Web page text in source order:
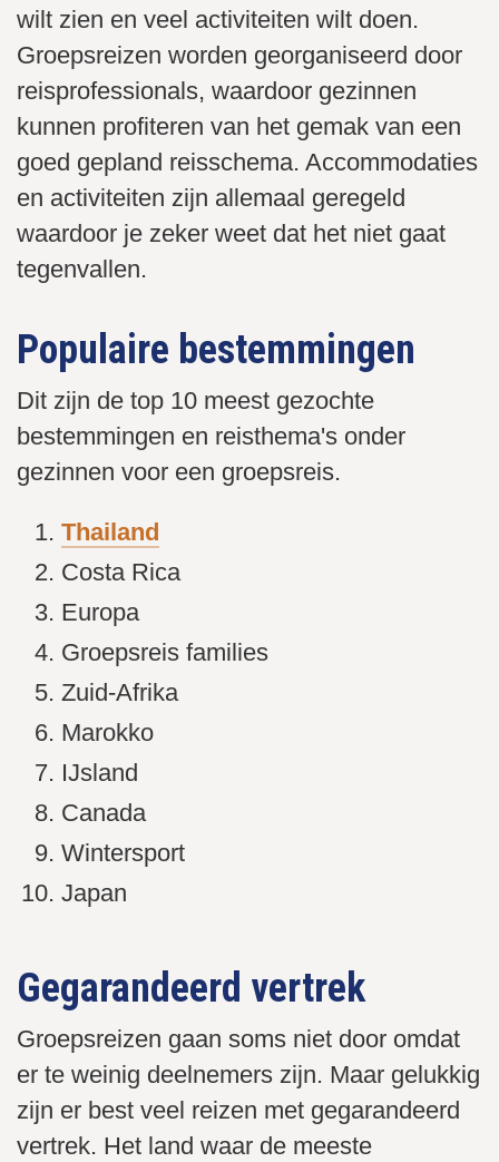
wilt zien en veel activiteiten wilt doen.
Groepsreizen worden georganiseerd door
reisprofessionals, waardoor gezinnen
kunnen profiteren van het gemak van een
goed gepland reisschema. Accommodaties
en activiteiten zijn allemaal geregeld
waardoor je zeker weet dat het niet gaat
tegenvallen.
Populaire bestemmingen
Dit zijn de top 10 meest gezochte
bestemmingen en reisthema's onder
gezinnen voor een groepsreis.
Thailand
Costa Rica
Europa
Groepsreis families
Zuid-Afrika
Marokko
IJsland
Canada
Wintersport
Japan
Gegarandeerd vertrek
Groepsreizen gaan soms niet door omdat
er te weinig deelnemers zijn. Maar gelukkig
zijn er best veel reizen met gegarandeerd
vertrek. Het land waar de meeste